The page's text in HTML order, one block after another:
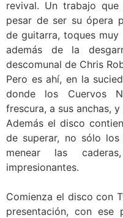
revival. Un trabajo
pesar de ser su ópera
de guitarra, toques muy
además de la
descomunal de Chris
Pero es ahí, en la
donde los Cuervos
frescura, a sus anchas,
Además el disco
de superar, no sólo
menear las
impresionantes.
Comienza el disco con
presentación, con